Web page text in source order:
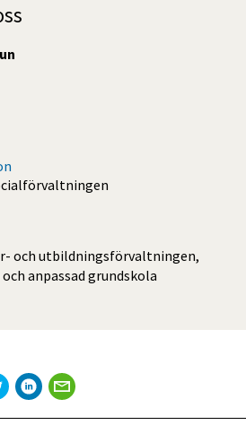
och utbildningsförvaltningen,
anpassad grundskola